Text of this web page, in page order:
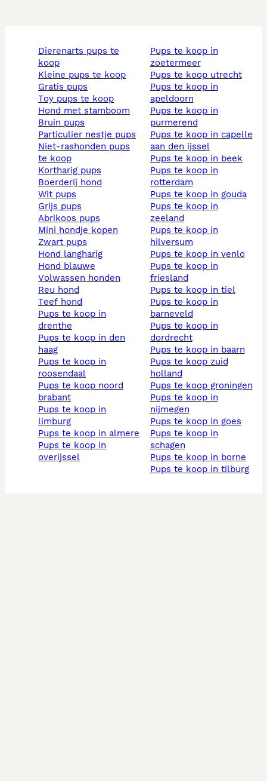
dierenarts pups te
koop
kleine pups te koop
gratis pups
toy pups te koop
hond met stamboom
bruin pups
particulier nestje pups
niet-rashonden pups
te koop
kortharig pups
boerderij hond
wit pups
grijs pups
abrikoos pups
mini hondje kopen
zwart pups
hond langharig
hond blauwe
volwassen honden
reu hond
teef hond
pups te koop in
drenthe
pups te koop in den
haag
pups te koop in
roosendaal
pups te koop noord
brabant
pups te koop in
limburg
pups te koop in almere
pups te koop in
overijssel
pups te koop in
zoetermeer
pups te koop utrecht
pups te koop in
apeldoorn
pups te koop in
purmerend
pups te koop in capelle
aan den ijssel
pups te koop in beek
pups te koop in
rotterdam
pups te koop in gouda
pups te koop in
zeeland
pups te koop in
hilversum
pups te koop in venlo
pups te koop in
friesland
pups te koop in tiel
pups te koop in
barneveld
pups te koop in
dordrecht
pups te koop in baarn
pups te koop zuid
holland
pups te koop groningen
pups te koop in
nijmegen
pups te koop in goes
pups te koop in
schagen
pups te koop in borne
pups te koop in tilburg